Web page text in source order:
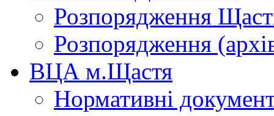
Розпорядження
Розпорядження
ВЦА м.Щастя
Нормативні